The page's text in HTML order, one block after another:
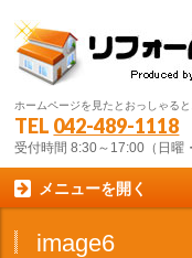
ホームページを見たとおっしゃる
TEL 042-489-1118
受付時間 8:30～17:00（日曜
メニューを開く
image6